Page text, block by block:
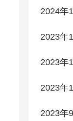
2024年
2023年
2023年
2023年
2023年